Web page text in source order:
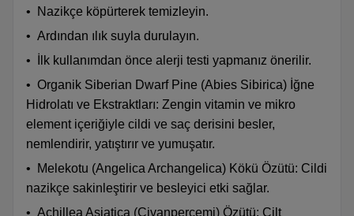
•
Nazikçe köpürterek temizleyin.
• Ardından ılık suyla durulayın.
•
İlk kullanımdan önce alerji testi yapmanız önerilir.
• Organik Siberian Dwarf Pine (Abies Sibirica) İğne
Hidrolatı ve Ekstraktları: Zengin vitamin ve mikro
element içeriğiyle cildi ve saç derisini besler,
nemlendirir, yatıştırır ve yumuşatır.
•
Melekotu (Angelica Archangelica) Kökü Özütü: Cildi
nazikçe sakinleştirir ve besleyici etki sağlar.
• Achillea Asiatica (Civanperçemi) Özütü: Cilt